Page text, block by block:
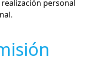
personal